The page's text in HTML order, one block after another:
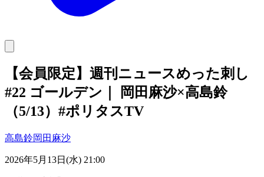
【会員限定】週刊ニュースめった刺し
#22 ゴールデン｜ 岡田麻沙×高島鈴
（5/13）#ポリタスTV
高島鈴岡田麻沙
2026年5月13日(水) 21:00